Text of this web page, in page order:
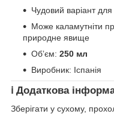
Чудовий варіант
Може каламутніти
природне явище
Обʼєм: 250 мл
Виробник: Іспанія
ℹ️ Додаткова
Зберігати у сухому,